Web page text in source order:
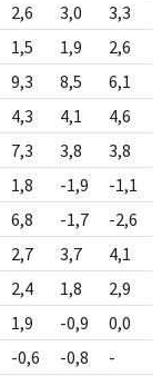
2,6 3,0 3,3
1,5 1,9 2,6
9,3 8,5 6,1
4,3 4,1 4,6
7,3 3,8 3,8
1,8 -1,9 -1,1
6,8 -1,7 -2,6
2,7 3,7 4,1
2,4 1,8 2,9
1,9 -0,9 0,0
-0,6 -0,8 -